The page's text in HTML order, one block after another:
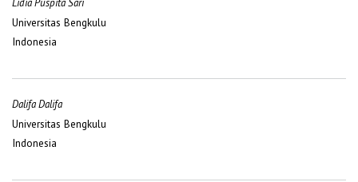
Lidia Puspita Sari
Universitas Bengkulu
Indonesia
Dalifa Dalifa
Universitas Bengkulu
Indonesia